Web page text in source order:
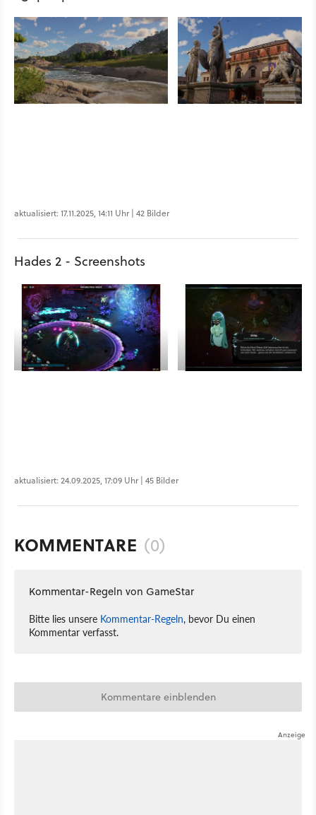
aktualisiert: 17.11.2025, 14:11 Uhr | 42 Bilder
Hades 2 - Screenshots
aktualisiert: 24.09.2025, 17:09 Uhr | 45 Bilder
KOMMENTARE (0)
Kommentar-Regeln von GameStar
Bitte lies unsere Kommentar-Regeln, bevor Du einen
Kommentar verfasst.
Kommentare einblenden